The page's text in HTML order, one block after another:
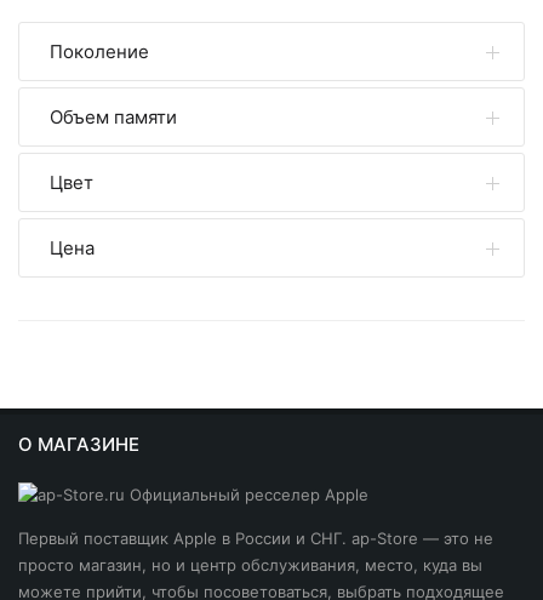
Поколение
смотреть все
iPhone 16
Объем памяти
Все
1 ТБ
Цвет
Все
Черный
Цена
О МАГАЗИНЕ
Первый поставщик Apple в России и СНГ. ap-Store — это не
просто магазин, но и центр обслуживания, место, куда вы
можете прийти, чтобы посоветоваться, выбрать подходящее